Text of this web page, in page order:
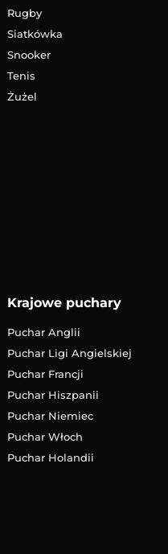
Rugby
Siatkówka
Snooker
Tenis
Żużel
Krajowe puchary
Puchar Anglii
Puchar Ligi Angielskiej
Puchar Francji
Puchar Hiszpanii
Puchar Niemiec
Puchar Włoch
Puchar Holandii